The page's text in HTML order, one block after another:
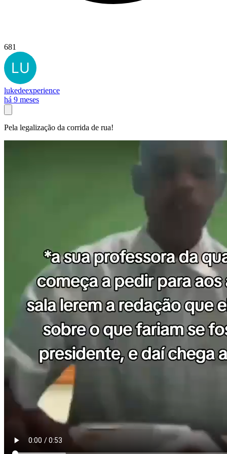
681
lukedeexperience
há 9 meses
Pela legalização da corrida de rua!